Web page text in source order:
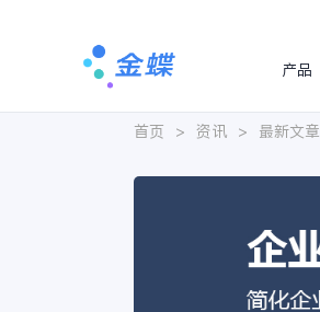
产品
首页 > 资讯 > 最新文章